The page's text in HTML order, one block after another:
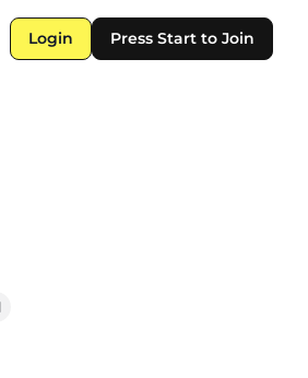
Login Press Start to Join